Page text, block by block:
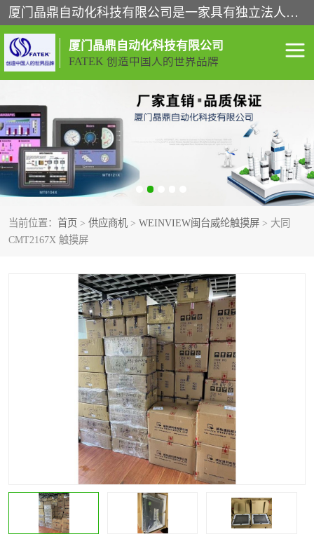
厦门晶鼎自动化科技有限公司是一家具有独立法人资格的高新技术企业；代理销售的产品有台湾威纶触摸屏，魏德米勒全系列，永宏触摸屏,威纶触摸屏,台湾威纶weinview触摸屏,台湾永宏PLC，FATEK,永宏伺服,图儿克总线，施耐德，欧姆龙，西门子，富士变频，K&N蓝系列， BUSSMANN，松下变频器，丹佛斯变频器等。
厦门晶鼎自动化科技有限公司
FATEK 创造中国人的世界品牌
当前位置： 首页 > 供应商机 > WEINVIEW闽台威纶触摸屏 > 大同
CMT2167X 触摸屏
闽台永宏PLC WEINVIEW闽台威纶触摸
正弦变频器正弦伺服 魏德米勒接线端子
ABB电流开关 魏德米勒电源
丹佛斯变频器 MOXA通讯模块
魏德米勒工具 西门子
其他
安士能开关
普洛菲斯触摸屏
魏德米勒继电器 施迈赛限位开关